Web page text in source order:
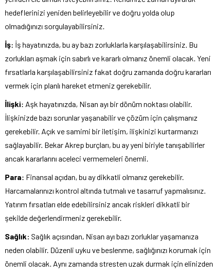
hedeflerinizi yeniden belirleyebilir ve doğru yolda olup
olmadığınızı sorgulayabilirsiniz.
İş: İş hayatınızda, bu ay bazı zorluklarla karşılaşabilirsiniz. Bu
zorlukları aşmak için sabırlı ve kararlı olmanız önemli olacak. Yeni
fırsatlarla karşılaşabilirsiniz fakat doğru zamanda doğru kararları
vermek için planlı hareket etmeniz gerekebilir.
İlişki: Aşk hayatınızda, Nisan ayı bir dönüm noktası olabilir.
İlişkinizde bazı sorunlar yaşanabilir ve çözüm için çalışmanız
gerekebilir. Açık ve samimi bir iletişim, ilişkinizi kurtarmanızı
sağlayabilir. Bekar Akrep burçları, bu ay yeni biriyle tanışabilirler
ancak kararlarını aceleci vermemeleri önemli.
Para: Finansal açıdan, bu ay dikkatli olmanız gerekebilir.
Harcamalarınızı kontrol altında tutmalı ve tasarruf yapmalısınız.
Yatırım fırsatları elde edebilirsiniz ancak riskleri dikkatli bir
şekilde değerlendirmeniz gerekebilir.
Sağlık: Sağlık açısından, Nisan ayı bazı zorluklar yaşamanıza
neden olabilir. Düzenli uyku ve beslenme, sağlığınızı korumak için
önemli olacak. Aynı zamanda stresten uzak durmak için elinizden